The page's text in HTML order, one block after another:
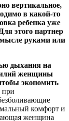
вертикальное,
в какой-то
ребенка уже
этого партнер
руками или
дыхания на
женщины
экономить
при
комфорт и
женщина